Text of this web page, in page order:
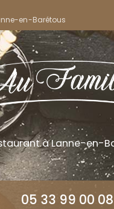
en-Barétous
à Lanne-en-
05 33 99 00 08